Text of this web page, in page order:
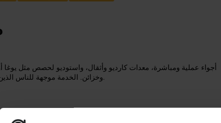
أجواء عملية ومباشرة، معدات كارديو وأثقال، واستوديو لحصص مثل يوغا
وخزائن. الخدمة موجهة للناس الذين يريدون تمريناً فعّالاً بدون تعقيد.